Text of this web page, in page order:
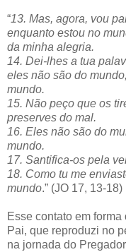
“13. Mas, agora, vou
enquanto estou no
da minha alegria.
14. Dei-lhes a tua
eles não são do
mundo.
15. Não peço que os
preserves do mal.
16. Eles não são do
mundo.
17. Santifica-os pela
18. Como tu me
mundo.” (JO 17, 13-18)
Esse contato em
Pai, que reproduzi no
na jornada do